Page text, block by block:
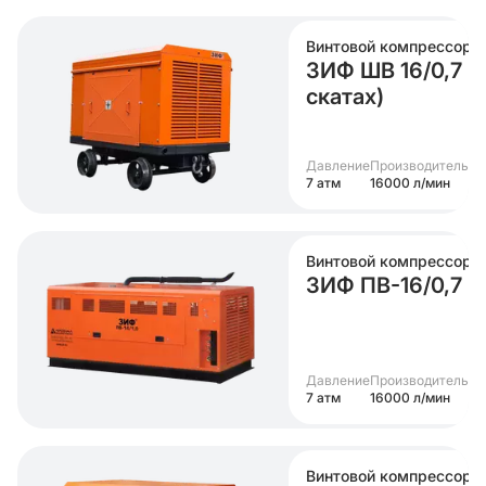
Винтовой компрессор
ЗИФ ШВ 16/0,7
скатах)
Давление
7 атм
16000 л/мин
Винтовой компрессор
ЗИФ ПВ-16/0,7
Давление
7 атм
16000 л/мин
Винтовой компрессор